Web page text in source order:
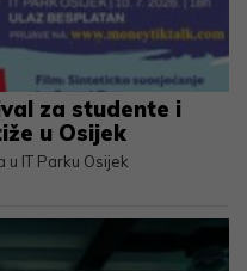
za studente i
u Osijek
u IT Parku Osijek